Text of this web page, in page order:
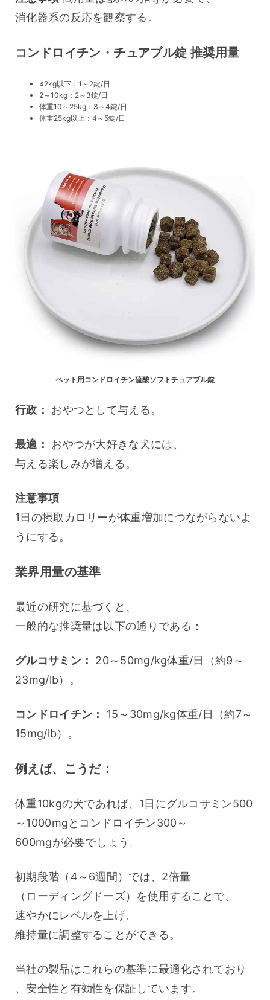
消化器系の反応を観察する。
コンドロイチン・チュアブル錠 推奨用量
≤2kg以下：1～2錠/日
2～10kg：2～3錠/日
体重10～25kg：3～4錠/日
体重25kg以上：4～5錠/日
ペット用コンドロイチン硫酸ソフトチュアブル錠
行政： おやつとして与える。
最適：
おやつが大好きな犬には、
与える楽しみが増える。
注意事項
1日の摂取カロリーが体重増加につながらないよ
うにする。
業界用量の基準
最近の研究に基づくと、
一般的な推奨量は以下の通りである：
グルコサミン：
20～50mg/kg体重/日（約9～
23mg/lb）。
コンドロイチン：
15～30mg/kg体重/日（約7～
15mg/lb）。
例えば、こうだ：
体重10kgの犬であれば、1日にグルコサミン500
～1000mgとコンドロイチン300～
600mgが必要でしょう。
初期段階（4～6週間）では、2倍量
（ローディングドーズ）を使用することで、
速やかにレベルを上げ、
維持量に調整することができる。
当社の製品はこれらの基準に最適化されており
、安全性と有効性を保証しています。